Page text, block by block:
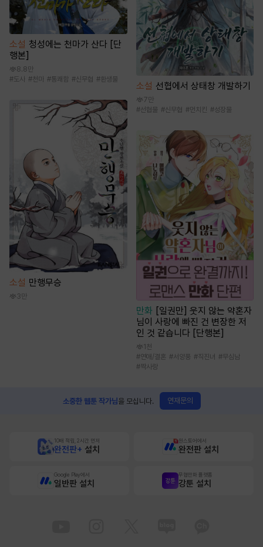
소설 청성에는 천마가 산다 [단
행본]
8.8만
#도사 #천마 #통쾌함 #신무협 # 환생물
소설 만행무승
3만
소설 선협에서 상태창 개발하기
7만
#선협물 #신무협 #먼치킨 #성장물
만화
[일권만] 웃지 않는 약혼자
님이 사랑에 빠진 건 변장한 저
인 것 같습니다 [단행본]
1천
#연애/결혼 #서양풍 #직진녀 #무심남
#짝사랑
소중한 웹툰 작가님을 모십니다. 연재문의
10배 적립, 2시간 먼저
완전판+ 설치
원스토어에서
완전판 설치
Google Play에서
일반판 설치
무협만화 플랫폼
강툰 설치